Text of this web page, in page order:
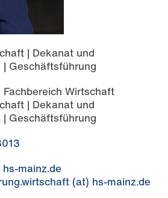
| Dekanat und
Geschäftsführung
Wirtschaft
| Dekanat und
Geschäftsführung
mainz.de
(at) hs-mainz.de